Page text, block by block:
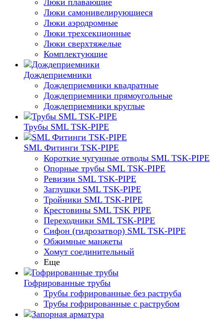
Люки плавающие
Люки самонивелирующиеся
Люки аэродромные
Люки трехсекционные
Люки сверхтяжелые
Комплектующие
Дождеприемники
Дождеприемники квадратные
Дождеприемники прямоугольные
Дождеприемники круглые
Трубы SML TSK-PIPE
SML Фитинги TSK-PIPE
Короткие чугунные отводы SML TSK-PIPE
Опорные трубы SML TSK-PIPE
Ревизии SML TSK-PIPE
Заглушки SML TSK-PIPE
Тройники SML TSK-PIPE
Крестовины SML TSK PIPE
Переходники SML TSK-PIPE
Сифон (гидрозатвор) SML TSK-PIPE
Обжимные манжеты
Хомут соединительный
Еще
Гофрированные трубы
Трубы гофрированные без раструба
Трубы гофрированные с раструбом